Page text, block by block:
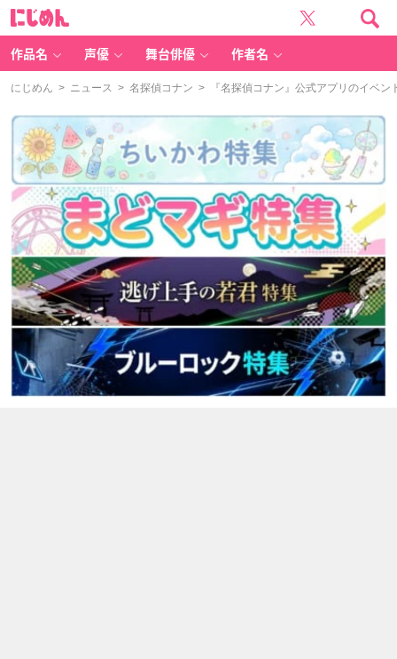
作品名 声優 舞台俳優 作者名
にじめん > ニュース > 名探偵コナン > 『名探偵コナン』公式アプリのイベン